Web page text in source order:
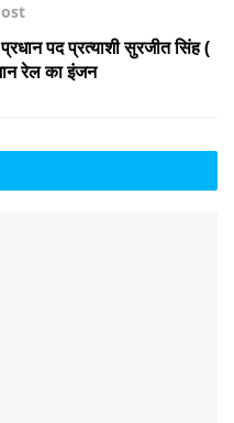
पद प्रत्याशी सुरजीत सिंह (
रेल का इंजन